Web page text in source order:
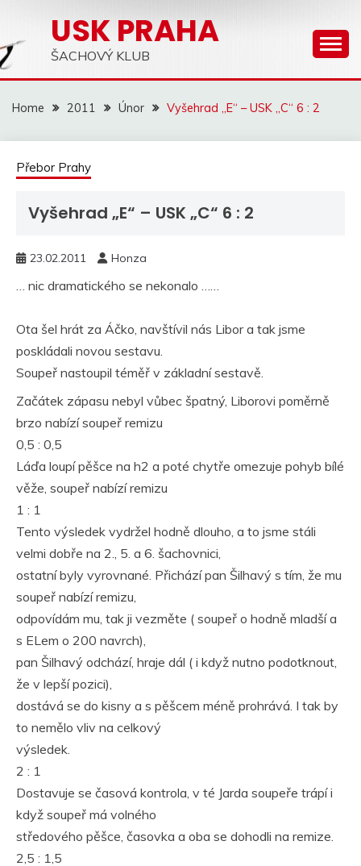
content
USK PRAHA
ŠACHOVÝ KLUB
Home 2011 Únor Vyšehrad „E“ – USK „C“ 6 : 2
Přebor Prahy
Vyšehrad „E“ – USK „C“ 6 : 2
23.02.2011 Honza
… nic dramatického se nekonalo ……
Ota šel hrát za Áčko, navštívil nás Libor a tak jsme
poskládali novou sestavu.
Soupeř nastoupil téměř v základní sestavě.
Začátek zápasu nebyl vůbec špatný, Liborovi poměrně
brzo nabízí soupeř remizu
0,5 : 0,5
Láďa loupí pěšce na h2 a poté chytře omezuje pohyb bílé
věže, soupeř nabízí remizu
1 : 1
Tento výsledek vydržel hodně dlouho, a to jsme stáli
velmi dobře na 2., 5. a 6. šachovnici,
ostatní byly vyrovnané. Přichází pan Šilhavý s tím, že mu
soupeř nabízí remizu,
odpovídám mu, tak ji vezměte ( soupeř o hodně mladší a
s ELem o 200 navrch),
pan Šilhavý odchází, hraje dál ( i když nutno podotknout,
že v lepší pozici),
dostává se do kisny a s pěšcem méně prohrává. I tak by
to nemělo vliv na celkový
výsledek.
2 : 1
Dostavuje se časová kontrola, v té Jarda soupeře trápí i
když soupeř má volného
středového pěšce, časovka a oba se dohodli na remize.
2,5 : 1,5